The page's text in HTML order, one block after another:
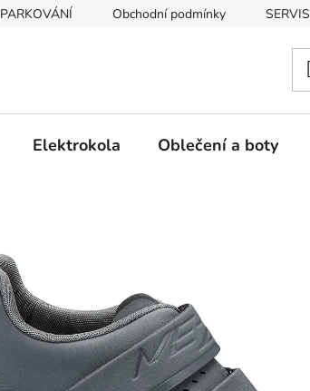
PARKOVÁNÍ Obchodní podmínky SERVIS
Elektrokola Oblečení a boty